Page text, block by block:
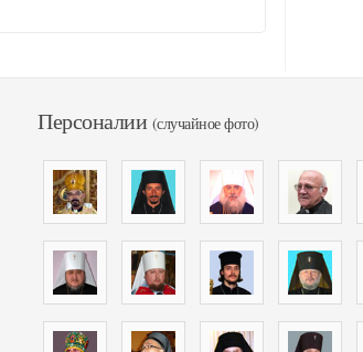
Персоналии (случайное фото)